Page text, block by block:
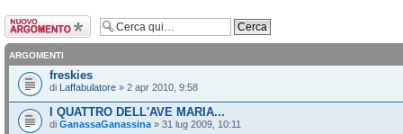
Scrivi un nuovo
argomento
ARGOMENTI
freskies
di Laffabulatore » 2 apr 2010, 9:58
I QUATTRO DELL'AVE MARIA...
di GanassaGanassina » 31 lug 2009, 10:11